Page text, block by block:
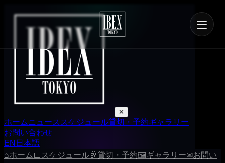
✕
ホームニュース スケジュール貸切・予約ギャラリー
お問い合わせ
EN 日本語
⌂ホーム 📅 スケジュール🥂貸切・予約🖼ギャラリー✉お問い